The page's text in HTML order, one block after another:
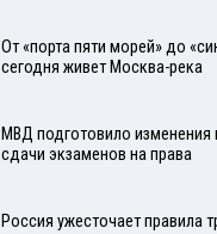
От «порта пяти морей» до
сегодня живет Москва-река
МВД подготовило изменения
сдачи экзаменов на права
Россия ужесточает правила